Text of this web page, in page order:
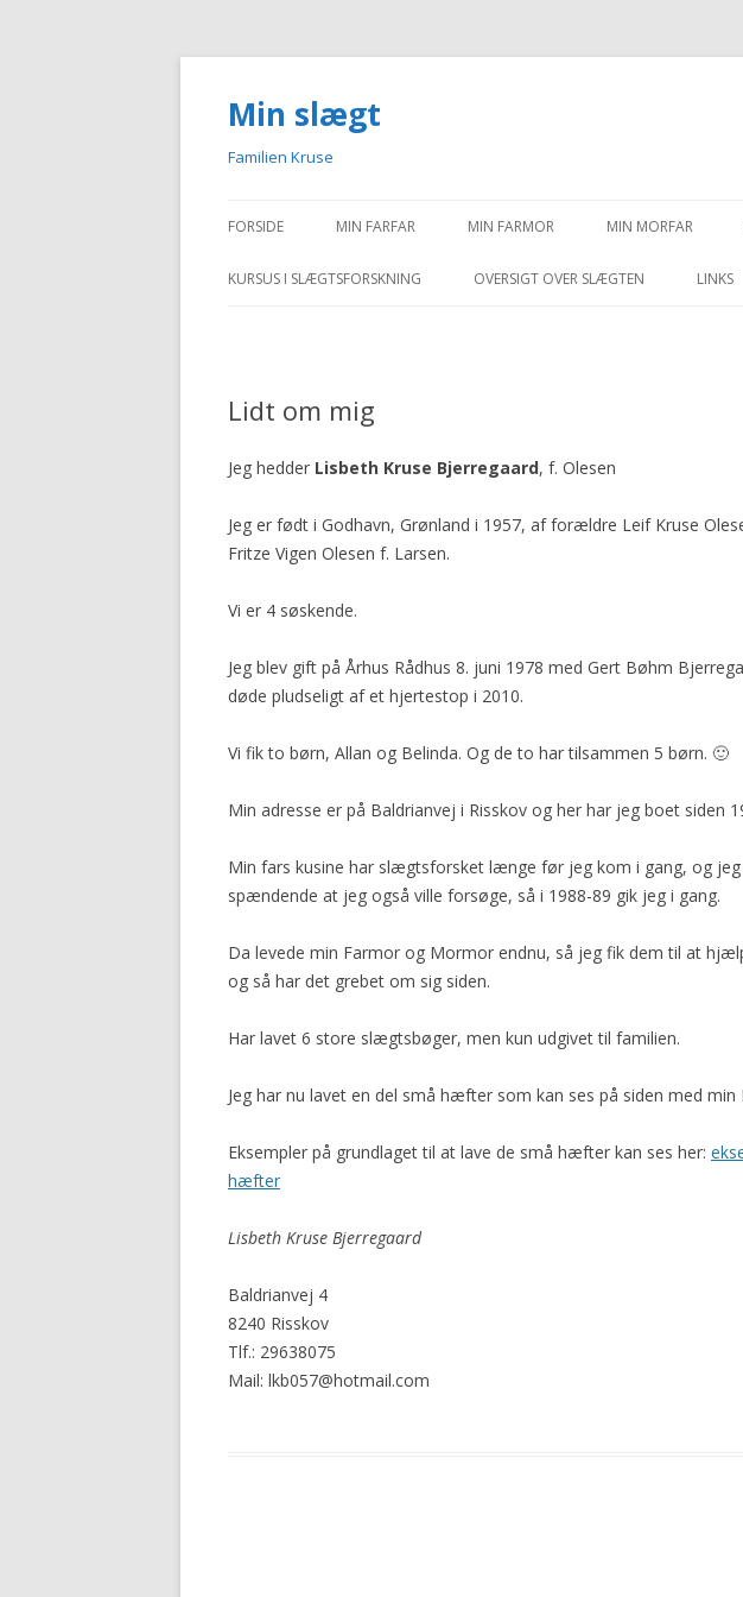
Min slægt
Familien Kruse
FORSIDE MIN FARFAR MIN FARMOR MIN MORFAR
KURSUS I SLÆGTSFORSKNING OVERSIGT OVER SLÆGTEN LINKS
Lidt om mig
Jeg hedder Lisbeth Kruse Bjerregaard, f. Olesen
Jeg er født i Godhavn, Grønland i 1957, af forældre Leif Kruse
Fritze Vigen Olesen f. Larsen.
Vi er 4 søskende.
Jeg blev gift på Århus Rådhus 8. juni 1978 med Gert Bøhm
døde pludseligt af et hjertestop i 2010.
Vi fik to børn, Allan og Belinda. Og de to har tilsammen 5 børn. 🙂
Min adresse er på Baldrianvej i Risskov og her har jeg boet siden
Min fars kusine har slægtsforsket længe før jeg kom i gang, og jeg
spændende at jeg også ville forsøge, så i 1988-89 gik jeg i gang.
Da levede min Farmor og Mormor endnu, så jeg fik dem til at
og så har det grebet om sig siden.
Har lavet 6 store slægtsbøger, men kun udgivet til familien.
Jeg har nu lavet en del små hæfter som kan ses på siden med min
Eksempler på grundlaget til at lave de små hæfter kan ses her:
hæfter
Lisbeth Kruse Bjerregaard
Baldrianvej 4
8240 Risskov
Tlf.: 29638075
Mail: lkb057@hotmail.com